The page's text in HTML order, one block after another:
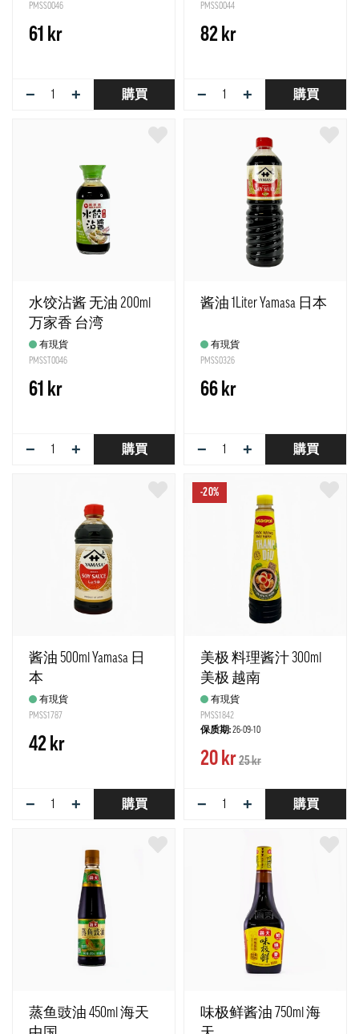
PMSS0046
61 kr
− + 購買
PMSS0044
82 kr
− + 購買
水饺沾酱 无油 200ml
万家香 台湾
有現貨
PMSST0046
61 kr
− + 購買
酱油 1Liter Yamasa 日本
有現貨
PMSS0326
66 kr
− + 購買
酱油 500ml Yamasa 日
本
有現貨
PMSS1787
42 kr
− + 購買
-20%
美极 料理酱汁 300ml
美极 越南
有現貨
PMSS1842
保质期:26-09-10
20 kr25 kr
− + 購買
蒸鱼豉油 450ml 海天
味极鲜酱油 750ml 海